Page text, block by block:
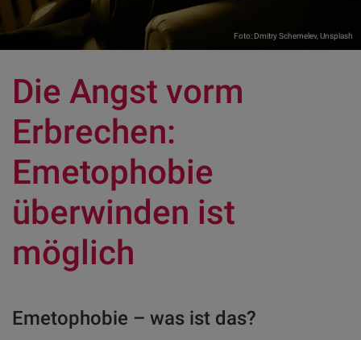
Foto: Dmitry Schemelev, Unsplash
Die Angst vorm
Erbrechen:
Emetophobie
überwinden ist
möglich
Emetophobie – was ist das?